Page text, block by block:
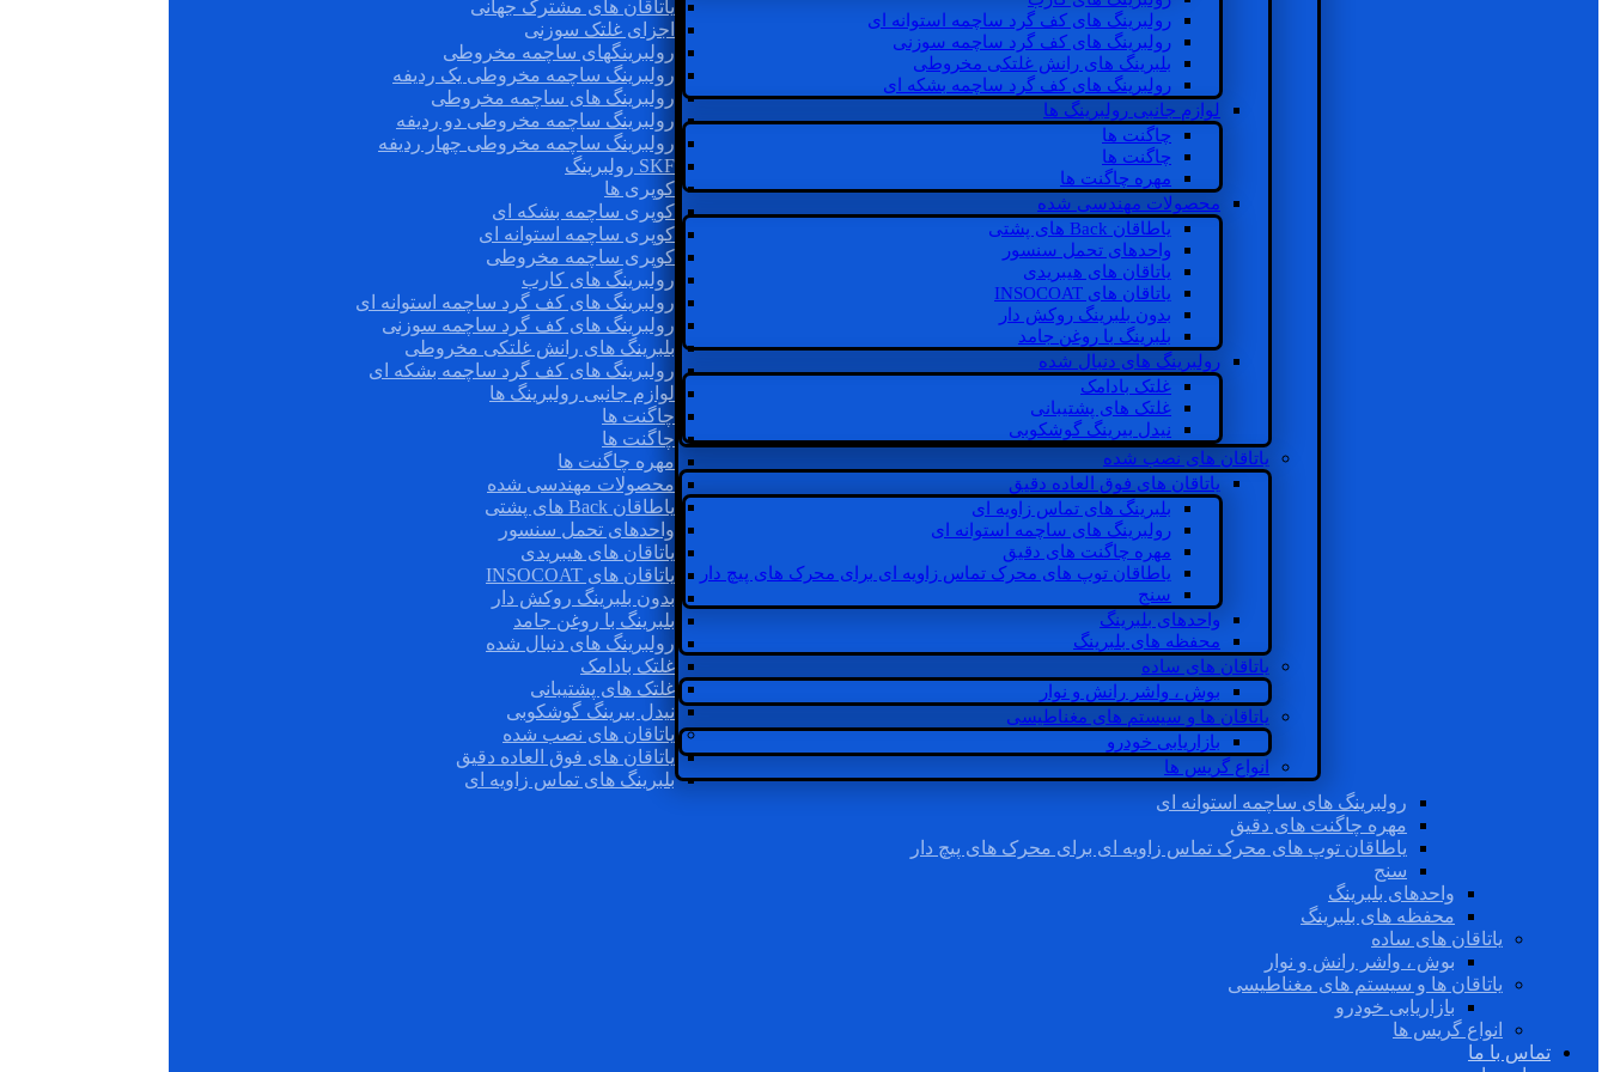
رولبرینگ های کف گرد ساچمه استوانه ای
رولبرینگ های کف گرد ساچمه سوزنی
بلبرینگ های رانش غلتکی مخروطی
رولبرینگ های کف گرد ساچمه بشکه ای
لوازم جانبی رولبرینگ ها
چاگنت ها
چاگنت ها
مهره چاگنت ها
محصولات مهندسی شده
یاطاقان Back های پشتی
واحدهای تحمل سنسور
یاتاقان های هیبریدی
یاتاقان های INSOCOAT
بدون بلبرینگ روکش دار
بلبرینگ با روغن جامد
رولبرینگ های دنبال شده
غلتک بادامک
غلتک های پشتیبانی
نیدل بیرینگ گوشکوبی
یاتاقان های نصب شده
یاتاقان های فوق العاده دقیق
بلبرینگ های تماس زاویه ای
رولبرینگ های ساچمه استوانه ای
مهره چاگنت های دقیق
یاطاقان توپ های محرک تماس زاویه ای برای محرک های پیچ دار
سنج
واحدهای بلبرینگ
محفظه های بلبرینگ
یاتاقان های ساده
بوش ، واشر رانش و نوار
یاتاقان ها و سیستم های مغناطیسی
بازاریابی خودرو
انواع گریس ها
یاتاقان های مشترک جهانی
اجزای غلتک سوزنی
رولبرینگهای ساچمه مخروطی
رولبرینگ ساچمه مخروطی یک ردیفه
رولبرینگ های ساچمه مخروطی
رولبرینگ ساچمه مخروطی دو ردیفه
رولبرینگ ساچمه مخروطی چهار ردیفه
SKF رولبرینگ
کوپری ها
کوپری ساچمه بشکه ای
کوپری ساچمه استوانه ای
کوپری ساچمه مخروطی
رولبرینگ های کارب
رولبرینگ های کف گرد ساچمه استوانه ای
رولبرینگ های کف گرد ساچمه سوزنی
بلبرینگ های رانش غلتکی مخروطی
رولبرینگ های کف گرد ساچمه بشکه ای
لوازم جانبی رولبرینگ ها
چاگنت ها
چاگنت ها
مهره چاگنت ها
محصولات مهندسی شده
یاطاقان Back های پشتی
واحدهای تحمل سنسور
یاتاقان های هیبریدی
یاتاقان های INSOCOAT
بدون بلبرینگ روکش دار
بلبرینگ با روغن جامد
رولبرینگ های دنبال شده
غلتک بادامک
غلتک های پشتیبانی
نیدل بیرینگ گوشکوبی
یاتاقان های نصب شده
یاتاقان های فوق العاده دقیق
بلبرینگ های تماس زاویه ای
رولبرینگ های ساچمه استوانه ای
مهره چاگنت های دقیق
یاطاقان توپ های محرک تماس زاویه ای برای محرک های پیچ دار
سنج
واحدهای بلبرینگ
محفظه های بلبرینگ
یاتاقان های ساده
بوش ، واشر رانش و نوار
یاتاقان ها و سیستم های مغناطیسی
بازاریابی خودرو
انواع گریس ها
تماس با ما